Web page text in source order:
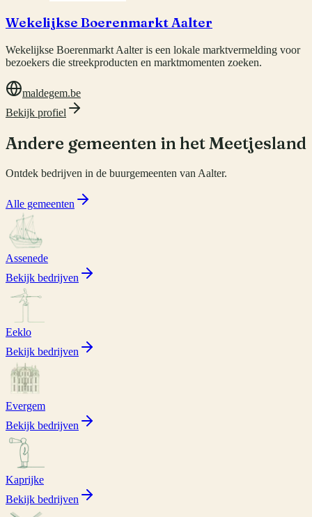
Wekelijkse Boerenmarkt Aalter
Wekelijkse Boerenmarkt Aalter is een lokale marktvermelding voor
bezoekers die streekproducten en marktmomenten zoeken.
maldegem.be
Bekijk profiel
Andere gemeenten in het Meetjesland
Ontdek bedrijven in de buurgemeenten van Aalter.
Alle gemeenten
Assenede
Bekijk bedrijven
Eeklo
Bekijk bedrijven
Evergem
Bekijk bedrijven
Kaprijke
Bekijk bedrijven